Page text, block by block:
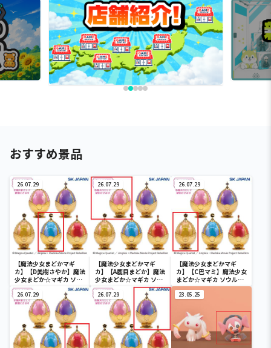
おすすめ景品
26.07.29
【魔法少女まどかマギ
カ】【D美樹さやか】魔法
少女まどか☆マギカ ソウ
ルジェムキャニスター
2(R2)
26.07.29
【魔法少女まどかマギ
カ】【A鹿目まどか】魔法
少女まどか☆マギカ ソウ
ルジェムキャニスター
2(R2)
26.07.29
【魔法少女まどかマギ
カ】【C巴マミ】魔法少女
まどか☆マギカ ソウルジ
ェムキャニスター2(R2)
26.07.29 26.07.29 23.05.25